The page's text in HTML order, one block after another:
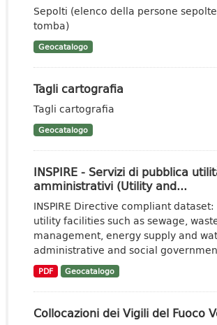
Sepolti (elenco della persone
tomba)
Geocatalogo
Tagli cartografia
Tagli cartografia
Geocatalogo
INSPIRE - Servizi di pubblica
amministrativi (Utility and...
INSPIRE Directive compliant
utility facilities such as sewage,
management, energy supply and
administrative and social
PDF Geocatalogo
Collocazioni dei Vigili del Fuoco